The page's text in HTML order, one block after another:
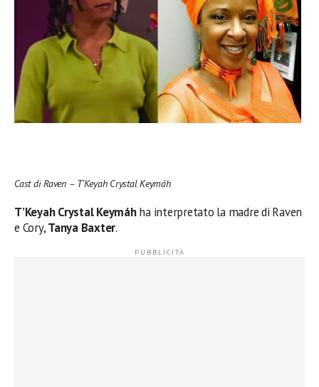
Cast di Raven – T’Keyah Crystal Keymáh
T’Keyah Crystal Keymáhha interpretato la madre di Raven
e Cory,Tanya Baxter.